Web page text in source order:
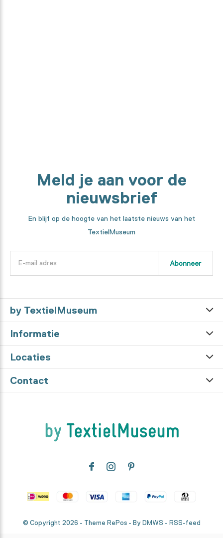
Meld je aan voor de
nieuwsbrief
En blijf op de hoogte van het laatste nieuws van het
TextielMuseum
Abonneer
by TextielMuseum
Informatie
Locaties
Contact
© Copyright 2026 - Theme RePos - By DMWS - RSS-feed